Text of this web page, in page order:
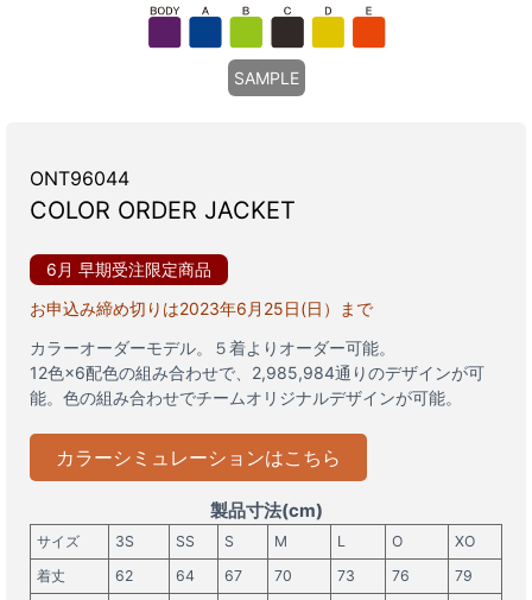
SAMPLE
ONT96044
COLOR ORDER JACKET
6月 早期受注限定商品
お申込み締め切りは2023年6月25日(日）まで
カラーオーダーモデル。５着よりオーダー可能。
12色×6配色の組み合わせで、2,985,984通りのデザインが可
能。色の組み合わせでチームオリジナルデザインが可能。
カラーシミュレーションはこちら
製品寸法(cm)
サイズ 3S SS S M L O
XO
着丈
62 64 67 70 73 76
79